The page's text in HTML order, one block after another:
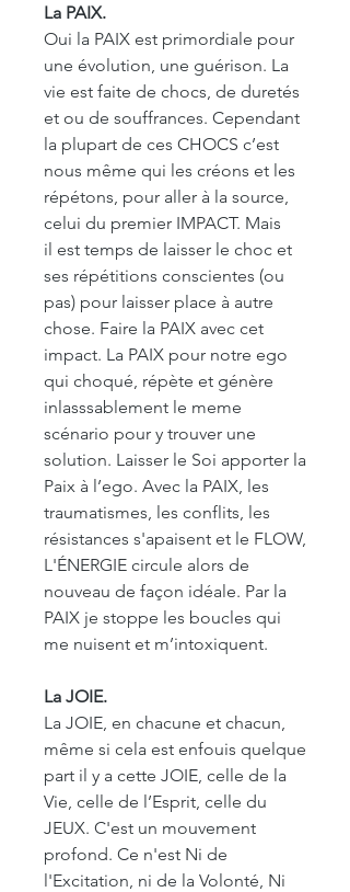
La PAIX.
Oui la PAIX est primordiale pour
une évolution, une guérison. La
vie est faite de chocs, de duretés
et ou de souffrances. Cependant
la plupart de ces CHOCS c’est
nous même qui les créons et les
répétons, pour aller à la source,
celui du premier IMPACT. Mais
il est temps de laisser le choc et
ses répétitions conscientes (ou
pas) pour laisser place à autre
chose. Faire la PAIX avec cet
impact. La PAIX pour notre ego
qui choqué, répète et génère
inlasssablement le meme
scénario pour y trouver une
solution. Laisser le Soi apporter la
Paix à l’ego. Avec la PAIX, les
traumatismes, les conflits, les
résistances s'apaisent et le FLOW,
L'ÉNERGIE circule alors de
nouveau de façon idéale. Par la
PAIX je stoppe les boucles qui
me nuisent et m’intoxiquent.
La JOIE.
La JOIE, en chacune et chacun,
même si cela est enfouis quelque
part il y a cette JOIE, celle de la
Vie, celle de l’Esprit, celle du
JEUX. C'est un mouvement
profond. Ce n'est Ni de
l'Excitation, ni de la Volonté, Ni